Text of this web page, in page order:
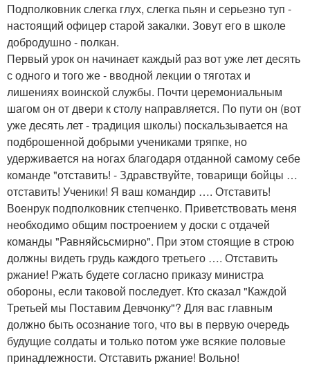
Подполковник слегка глух, слегка пьян и серьезно туп -
настоящий офицер старой закалки. Зовут его в школе
добродушно - полкан.
Первый урок он начинает каждый раз вот уже лет десять
с одного и того же - вводной лекции о тяготах и
лишениях воинской службы. Почти церемониальным
шагом он от двери к столу направляется. По пути он (вот
уже десять лет - традиция школы) поскальзывается на
подброшенной добрыми учениками тряпке, но
удерживается на ногах благодаря отданной самому себе
команде "отставить! - Здравствуйте, товарищи бойцы …
отставить! Ученики! Я ваш командир …. Отставить!
Военрук подполковник степченко. Приветствовать меня
необходимо общим построением у доски с отдачей
команды "Равняйсьсмирно". При этом стоящие в строю
должны видеть грудь каждого третьего …. Отставить
ржание! Ржать будете согласно приказу министра
обороны, если таковой последует. Кто сказал "Каждой
Третьей мы Поставим Девчонку"? Для вас главным
должно быть осознание того, что вы в первую очередь
будущие солдаты и только потом уже всякие половые
принадлежности. Отставить ржание! Вольно!